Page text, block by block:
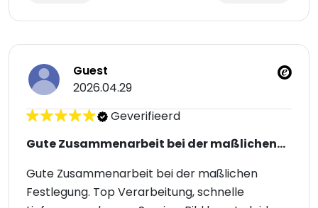
Guest
2026.04.29
Geverifieerd
Gute Zusammenarbeit bei der maßlichen…
Gute Zusammenarbeit bei der maßlichen
Festlegung. Top Verarbeitung, schnelle